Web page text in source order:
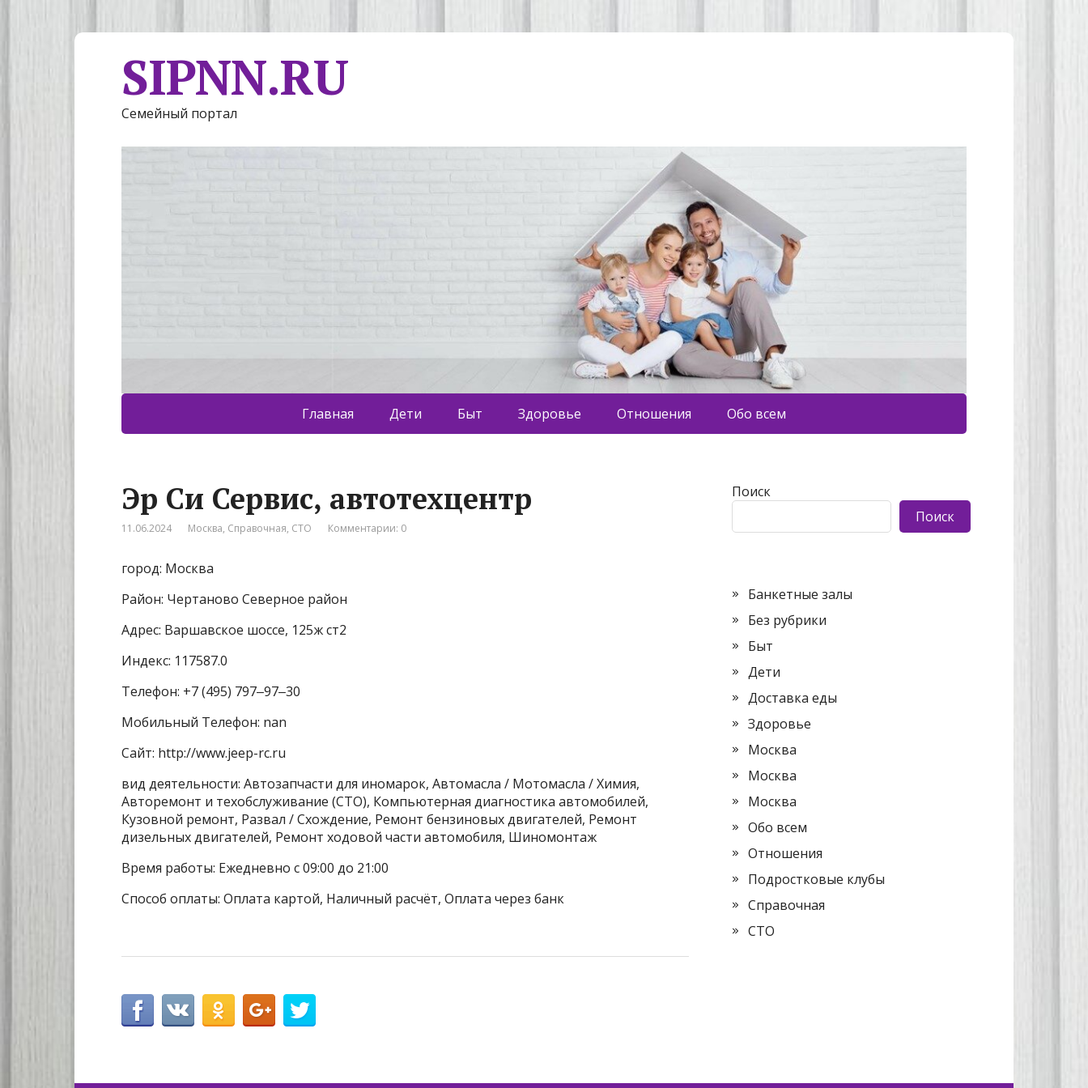
SIPNN.RU
Семейный портал
Главная Дети Быт Здоровье Отношения Обо всем
Эр Си Сервис, автотехцентр
11.06.2024 Москва, Справочная, СТО Комментарии: 0
город: Москва
Район: Чертаново Северное район
Адрес: Варшавское шоссе, 125ж ст2
Индекс: 117587.0
Телефон: +7 (495) 797‒97‒30
Мобильный Телефон: nan
Сайт: http://www.jeep-rc.ru
вид деятельности: Автозапчасти для иномарок, Автомасла / Мотомасла / Химия,
Авторемонт и техобслуживание (СТО), Компьютерная диагностика автомобилей,
Кузовной ремонт, Развал / Схождение, Ремонт бензиновых двигателей, Ремонт
дизельных двигателей, Ремонт ходовой части автомобиля, Шиномонтаж
Время работы: Ежедневно с 09:00 до 21:00
Способ оплаты: Оплата картой, Наличный расчёт, Оплата через банк
Поиск
Поиск
Банкетные залы
Без рубрики
Быт
Дети
Доставка еды
Здоровье
Москва
Москва
Москва
Обо всем
Отношения
Подростковые клубы
Справочная
СТО